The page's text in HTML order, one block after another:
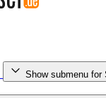
Show submenu